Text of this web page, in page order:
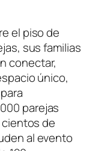
el piso de
sus familias
conectar,
único,
parejas
de
al evento